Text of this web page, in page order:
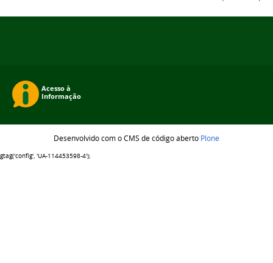
Desenvolvido com o CMS de código aberto Plone
gtag('config', 'UA-114453598-4');